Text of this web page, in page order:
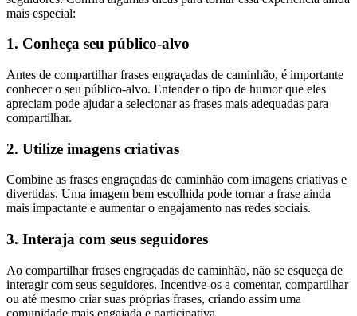
mais especial:
1. Conheça seu público-alvo
Antes de compartilhar frases engraçadas de caminhão, é importante
conhecer o seu público-alvo. Entender o tipo de humor que eles
apreciam pode ajudar a selecionar as frases mais adequadas para
compartilhar.
2. Utilize imagens criativas
Combine as frases engraçadas de caminhão com imagens criativas e
divertidas. Uma imagem bem escolhida pode tornar a frase ainda
mais impactante e aumentar o engajamento nas redes sociais.
3. Interaja com seus seguidores
Ao compartilhar frases engraçadas de caminhão, não se esqueça de
interagir com seus seguidores. Incentive-os a comentar, compartilhar
ou até mesmo criar suas próprias frases, criando assim uma
comunidade mais engajada e participativa.